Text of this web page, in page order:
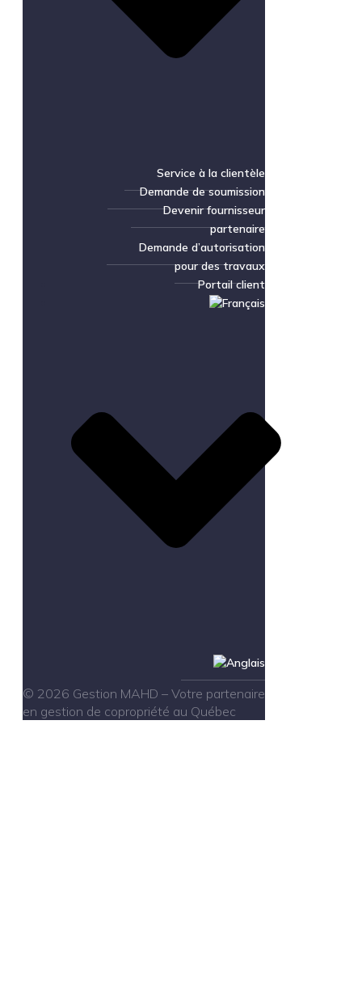
Service à la clientèle
Demande de soumission
Devenir fournisseur
partenaire
Demande d’autorisation
pour des travaux
Portail client
© 2026 Gestion MAHD – Votre partenaire
en gestion de copropriété au Québec